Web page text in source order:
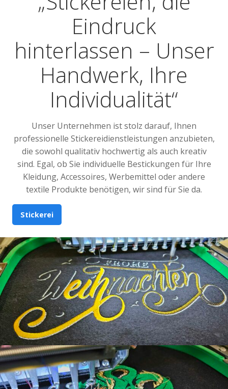
Eindruck
hinterlassen – Unser
Handwerk, Ihre
Individualität“
Unser Unternehmen ist stolz darauf, Ihnen
professionelle Stickereidienstleistungen anzubieten,
die sowohl qualitativ hochwertig als auch kreativ
sind. Egal, ob Sie individuelle Bestickungen für Ihre
Kleidung, Accessoires, Werbemittel oder andere
textile Produkte benötigen, wir sind für Sie da.
Stickerei